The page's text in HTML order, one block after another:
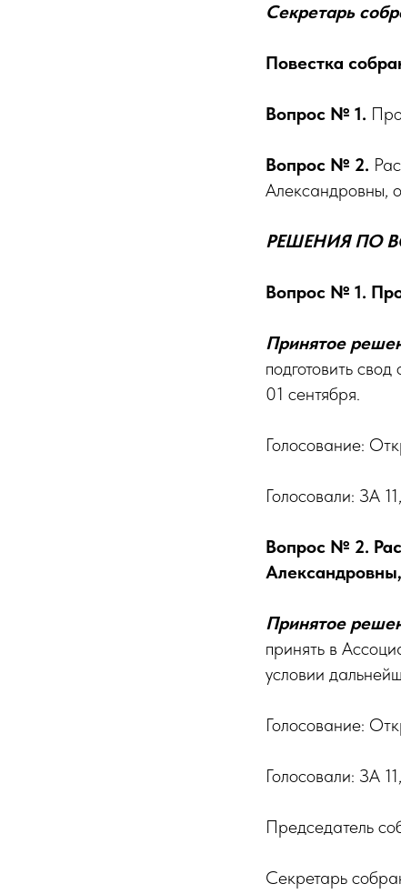
Секретарь
Повестка
Вопрос № 1.
Вопрос № 2.
Александровны,
РЕШЕНИЯ ПО
Вопрос № 1.
Принятое
подготовить
01 сентября.
Голосование:
Голосовали:
Вопрос № 2.
Принятое
принять в
условии
Голосование:
Голосовали:
Председатель
Секретарь